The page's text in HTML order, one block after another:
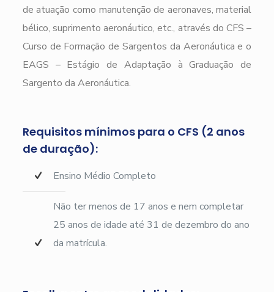
de atuação como manutenção de aeronaves, material
bélico, suprimento aeronáutico, etc., através do CFS –
Curso de Formação de Sargentos da Aeronáutica e o
EAGS – Estágio de Adaptação à Graduação de
Sargento da Aeronáutica.
Requisitos mínimos para o CFS (2 anos
de duração):
Ensino Médio Completo
Não ter menos de 17 anos e nem completar
25 anos de idade até 31 de dezembro do ano
da matrícula.